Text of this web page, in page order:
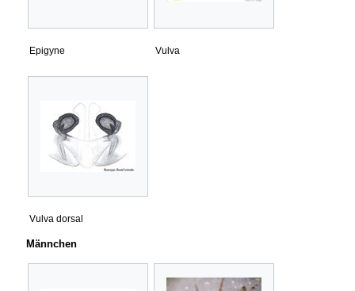
Epigyne Vulva
Vulva dorsal
Männchen